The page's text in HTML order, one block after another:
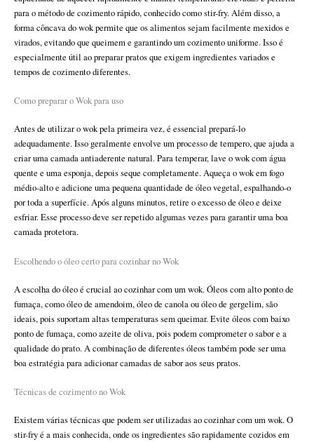
para o método de cozimento rápido, conhecido como stir-fry. Além disso, a
forma côncava do wok permite que os alimentos sejam facilmente mexidos e
virados, evitando que queimem e garantindo um cozimento uniforme. Isso é
especialmente útil ao preparar pratos que exigem ingredientes variados e
tempos de cozimento diferentes.
Como preparar o Wok para uso
Antes de utilizar o wok pela primeira vez, é essencial prepará-lo
adequadamente. Isso geralmente envolve um processo de tempero, que ajuda a
criar uma camada antiaderente natural. Para temperar, lave o wok com água
quente e uma esponja, depois seque completamente. Aqueça o wok em fogo
médio-alto e adicione uma pequena quantidade de óleo vegetal, espalhando-o
por toda a superfície. Após alguns minutos, retire o excesso de óleo e deixe
esfriar. Esse processo deve ser repetido algumas vezes para garantir uma boa
camada protetora.
Escolhendo o óleo certo para cozinhar no Wok
A escolha do óleo é crucial ao cozinhar com um wok. Óleos com alto ponto de
fumaça, como óleo de amendoim, óleo de canola ou óleo de gergelim, são
ideais, pois suportam altas temperaturas sem queimar. Evite óleos com baixo
ponto de fumaça, como azeite de oliva, pois podem comprometer o sabor e a
qualidade do prato. A combinação de diferentes óleos também pode ser uma
boa estratégia para adicionar camadas de sabor aos seus pratos.
Técnicas de cozimento no Wok
Existem várias técnicas que podem ser utilizadas ao cozinhar com um wok. O
stir-fry é a mais conhecida, onde os ingredientes são rapidamente cozidos em